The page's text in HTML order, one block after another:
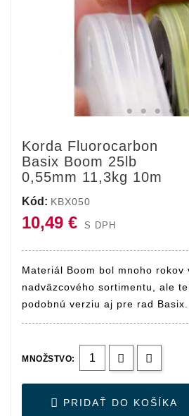
Korda Fluorocarbon
Basix Boom 25lb
0,55mm 11,3kg 10m
Kód: KBX050
10,49 € S DPH
Materiál Boom bol mnoho rokov
nadväzcového sortimentu, ale
podobnú verziu aj pre rad Basix.
MNOŽSTVO:
 PRIDAŤ DO KOŠÍKA